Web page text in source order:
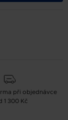
při objednávce
1 300 Kč